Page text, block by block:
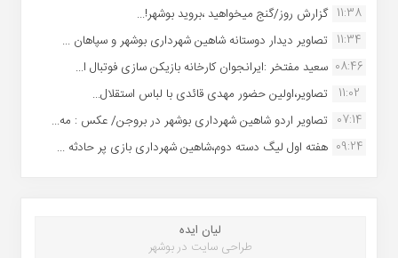
11:38 گزارش روز/گنج میخواهید ،بروید بوشهر!...
11:34 تصاویر دیدار دوستانه شاهین شهردارى بوشهر و سپاهان ...
08:46 سعید مفتخر :ایرانجوان کارخانه بازیکن سازی فوتبال ا...
11:02
تصاویر،اولین حضور مهدی قائدی با لباس استقلال...
07:14 تصاویر اردو شاهین شهرداری بوشهر در بروجن/ عکس : مه...
09:24 هفته اول لیگ دسته دوم،شاهین شهرداری بازی پر حادثه ...
لیان ایده
طراحی سایت در بوشهر